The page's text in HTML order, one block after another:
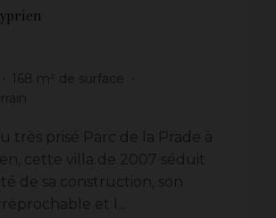
168 m² de surface
très prisé Parc de la Prade à
cette villa de 2007 séduit
de sa construction, son
et l...